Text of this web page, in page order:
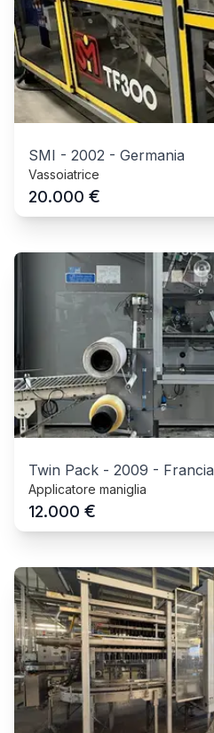
SMI - 2002 - Germania
Vassoiatrice
20.000 €
Twin Pack - 2009 - Francia
Applicatore maniglia
12.000 €